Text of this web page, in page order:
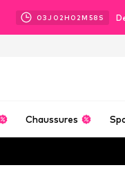
03J 02H 02M 56 S
Chaussures